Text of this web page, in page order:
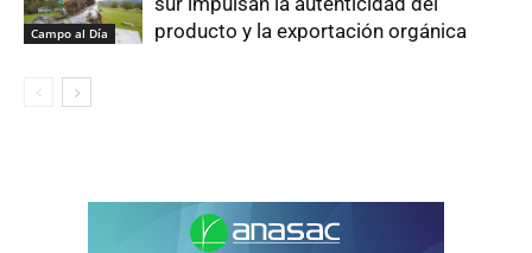
Campo al Día
producto y la exportación orgánica